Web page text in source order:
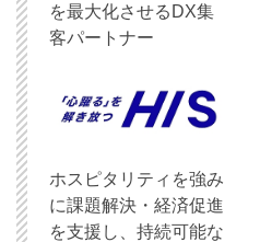
を最大化させるDX集
客パートナー
ホスピタリティを強み
に課題解決・経済促進
を支援し、持続可能な